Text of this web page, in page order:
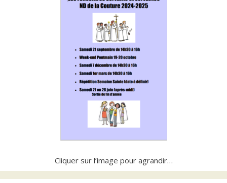
Cliquer sur l’image pour agrandir…